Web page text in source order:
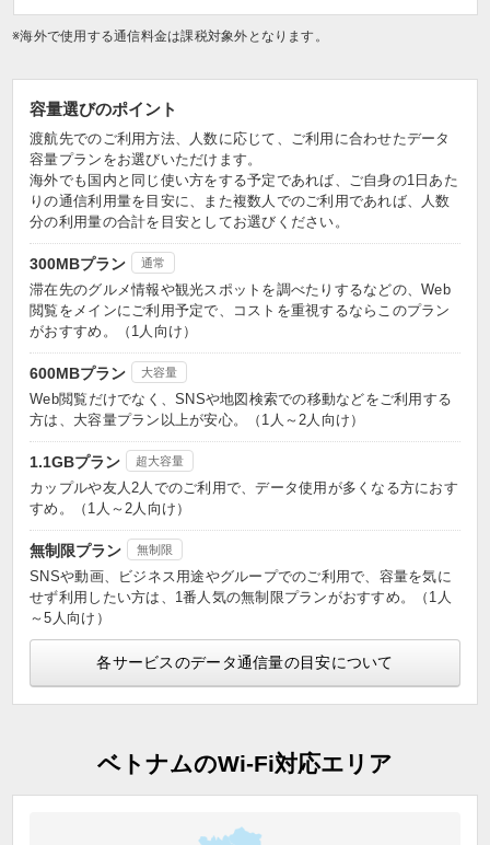
※海外で使用する通信料金は課税対象外となります。
容量選びのポイント
渡航先でのご利用方法、人数に応じて、ご利用に合わせたデータ
容量プランをお選びいただけます。
海外でも国内と同じ使い方をする予定であれば、ご自身の1日あた
りの通信利用量を目安に、また複数人でのご利用であれば、人数
分の利用量の合計を目安としてお選びください。
300MBプラン 通常
滞在先のグルメ情報や観光スポットを調べたりするなどの、Web
閲覧をメインにご利用予定で、コストを重視するならこのプラン
がおすすめ。（1人向け）
600MBプラン 大容量
Web閲覧だけでなく、SNSや地図検索での移動などをご利用する
方は、大容量プラン以上が安心。（1人～2人向け）
1.1GBプラン 超大容量
カップルや友人2人でのご利用で、データ使用が多くなる方におす
すめ。（1人～2人向け）
無制限プラン 無制限
SNSや動画、ビジネス用途やグループでのご利用で、容量を気に
せず利用したい方は、1番人気の無制限プランがおすすめ。（1人
～5人向け）
各サービスのデータ通信量の目安について
ベトナムのWi-Fi対応エリア